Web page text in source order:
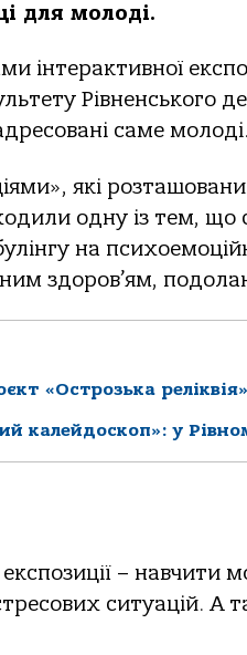
для молоді.
інтерактивної
Рівненського
саме молоді.
які
одну із тем, що
на
здоров’ям,
«Острозька
калейдоскоп»: у
– навчити
ситуацій. А